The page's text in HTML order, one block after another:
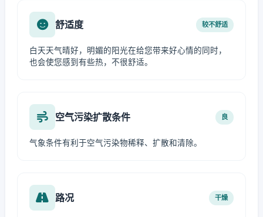
舒适度 较不舒适
白天天气晴好，明媚的阳光在给您带来好心情的同时，
也会使您感到有些热，不很舒适。
空气污染扩散条件 良
气象条件有利于空气污染物稀释、扩散和清除。
路况 干燥